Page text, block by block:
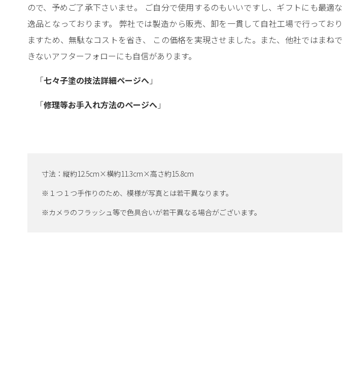
ので、予めご了承下さいませ。 ご自分で使用するのもいいですし、ギフトにも最適な
逸品となっております。 弊社では製造から販売、卸を一貫して自社工場で行っており
ますため、無駄なコストを省き、 この価格を実現させました。また、他社ではまねで
きないアフターフォローにも自信があります。
「七々子塗の技法詳細ページへ」
「修理等お手入れ方法のページへ」
寸法：縦約12.5cm×横約11.3cm×高さ約15.8cm
※１つ１つ手作りのため、模様が写真とは若干異なります。
※カメラのフラッシュ等で色具合いが若干異なる場合がございます。